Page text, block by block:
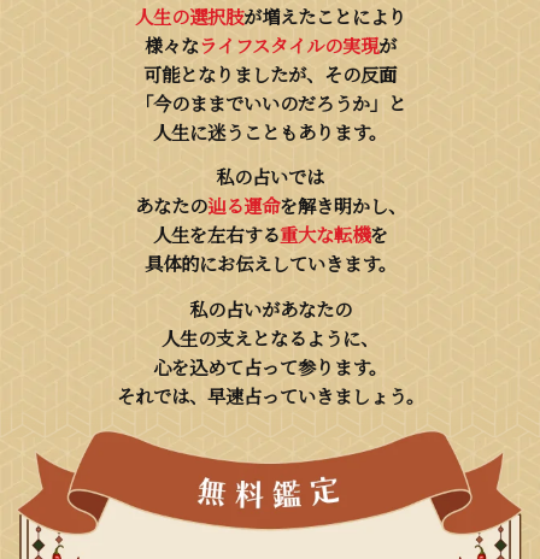
人生の選択肢が増えたことにより
様々なライフスタイルの実現が
可能となりましたが、その反面
「今のままでいいのだろうか」と
人生に迷うこともあります。
私の占いでは
あなたの辿る運命を解き明かし、
人生を左右する重大な転機を
具体的にお伝えしていきます。
私の占いがあなたの
人生の支えとなるように、
心を込めて占って参ります。
それでは、早速占っていきましょう。